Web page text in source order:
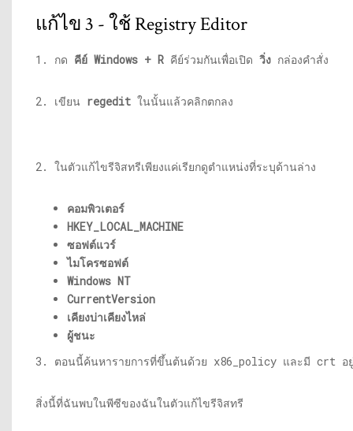
แก้ไข 3 - ใช้ Registry Editor
1. กด คีย์ Windows + R คีย์ร่วมกันเพื่อเปิด วิ่ง กล่องคำสั่ง
2. เขียน regedit ในนั้นแล้วคลิกตกลง
2. ในตัวแก้ไขรีจิสทรีเพียงแค่เรียกดูตำแหน่งที่ระบุด้านล่าง
คอมพิวเตอร์
HKEY_LOCAL_MACHINE
ซอฟต์แวร์
ไมโครซอฟต์
Windows NT
CurrentVersion
เคียงบ่าเคียงไหล่
ผู้ชนะ
3. ตอนนี้ค้นหารายการที่ขึ้นต้นด้วย x86_policy และมี crt อ
สิ่งนี้ที่ฉันพบในพีซีของฉันในตัวแก้ไขรีจิสทรี